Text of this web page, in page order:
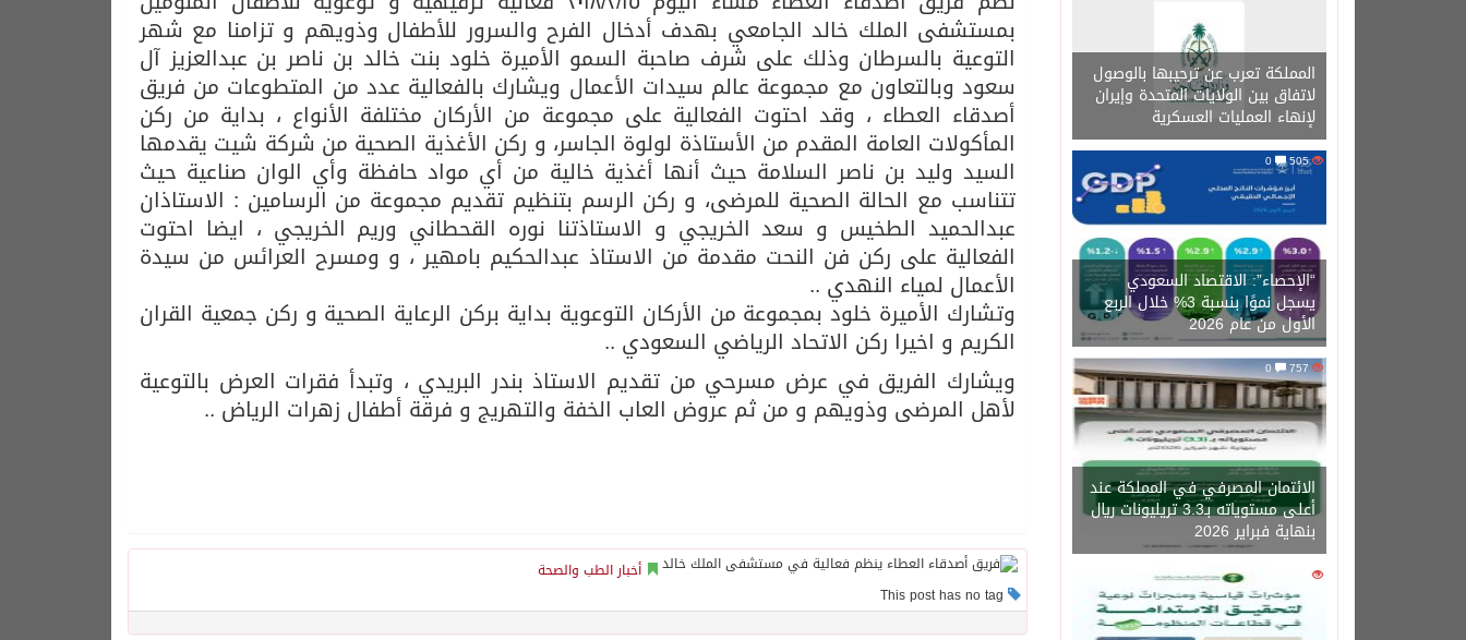
المملكة تعرب عن ترحيبها بالوصول
لاتفاق بين الولايات المتحدة وإيران
لإنهاء العمليات العسكرية
505
“الإحصاء”: الاقتصاد السعودي
يسجل نموًا بنسبة 3% خلال الربع
الأول من عام 2026
757
0
الائتمان المصرفي في المملكة عند
أعلى مستوياته بـ3.3 تريليونات ريال
بنهاية فبراير 2026
1450
بمستشفى الملك خالد الجامعي بهدف أدخال الفرح والسرور للأطفال وذويهم و تزامنا مع شهر
التوعية بالسرطان وذلك على شرف صاحبة السمو الأميرة خلود بنت خالد بن ناصر بن عبدالعزيز آل
سعود وبالتعاون مع مجموعة عالم سيدات الأعمال ويشارك بالفعالية عدد من المتطوعات من فريق
أصدقاء العطاء ، وقد احتوت الفعالية على مجموعة من الأركان مختلفة الأنواع ، بداية من ركن
المأكولات العامة المقدم من الأستاذة لولوة الجاسر، و ركن الأغذية الصحية من شركة شيت يقدمها
السيد وليد بن ناصر السلامة حيث أنها أغذية خالية من أي مواد حافظة وأي الوان صناعية حيث
تتناسب مع الحالة الصحية للمرضى، و ركن الرسم بتنظيم تقديم مجموعة من الرسامين : الاستاذان
عبدالحميد الطخيس و سعد الخريجي و الاستاذتنا نوره القحطاني وريم الخريجي ، ايضا احتوت
الفعالية على ركن فن النحت مقدمة من الاستاذ عبدالحكيم بامهير ، و ومسرح العرائس من سيدة
الأعمال لمياء النهدي ..
وتشارك الأميرة خلود بمجموعة من الأركان التوعوية بداية بركن الرعاية الصحية و ركن جمعية القران
الكريم و اخيرا ركن الاتحاد الرياضي السعودي ..
ويشارك الفريق في عرض مسرحي من تقديم الاستاذ بندر البريدي ، وتبدأ فقرات العرض بالتوعية
لأهل المرضى وذويهم و من ثم عروض العاب الخفة والتهريج و فرقة أطفال زهرات الرياض ..
أخبار الطب والصحة